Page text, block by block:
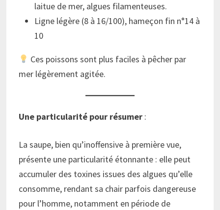
laitue de mer, algues filamenteuses.
Ligne légère (8 à 16/100), hameçon fin n°14 à
10
Ces poissons sont plus faciles à pêcher par
mer légèrement agitée.
Une particularité pour résumer:
La saupe, bien qu’inoffensive à première vue,
présente une particularité étonnante : elle peut
accumuler des toxines issues des algues qu’elle
consomme, rendant sa chair parfois dangereuse
pour l’homme, notamment en période de